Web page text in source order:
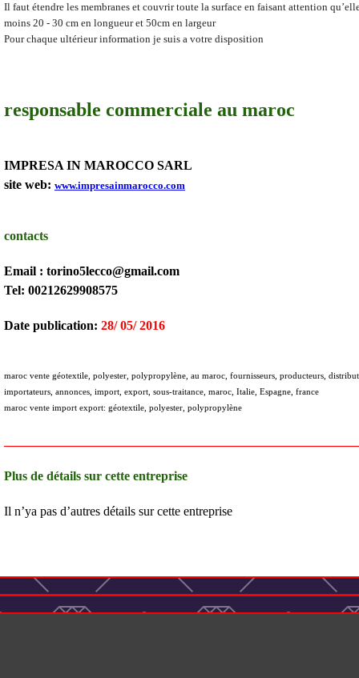
Il faut étendre les membranes et couvrir toute la surface en faisant attention
moins 20 - 30 cm en longueur et 50cm en largeur
Pour chaque ultérieur information je suis a votre disposition
responsable commerciale au maroc
IMPRESA IN MAROCCO SARL
site web: www.impresainmarocco.com
contacts
Email : torino5lecco@gmail.com
Tel: 00212629908575
Date publication: 28/ 05/ 2016
maroc vente géotextile, polyester, polypropylène, au maroc, fournisseurs, producteurs,
importateurs, annonces, import, export, sous-traitance, maroc, Italie, Espagne, france
maroc vente import export: géotextile, polyester, polypropylène
Plus de détails sur cette entreprise
Il n’ya pas d’autres détails sur cette entreprise